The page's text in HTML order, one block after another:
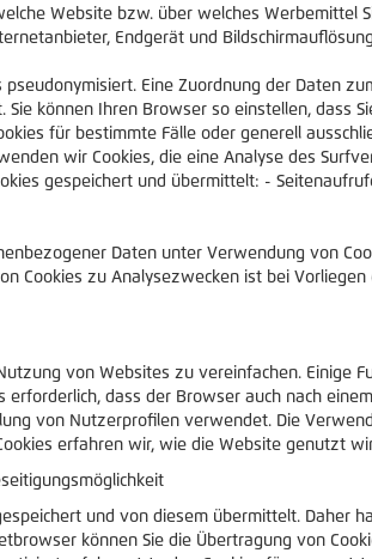
Website bzw. über welches Werbemittel
Endgerät und
Eine Zuordnung der Daten
können Ihren Browser so einstellen, dass
für bestimmte Fälle oder generell
wir Cookies, die eine Analyse des
gespeichert und übermittelt: -
Daten unter Verwendung von
Cookies zu Analysezwecken ist bei
von Websites zu vereinfachen.
erforderlich, dass der Browser auch nach
von Nutzerprofilen verwendet. Die
erfahren wir, wie die Website genutzt
und von diesem übermittelt. Daher
können Sie die Übertragung von